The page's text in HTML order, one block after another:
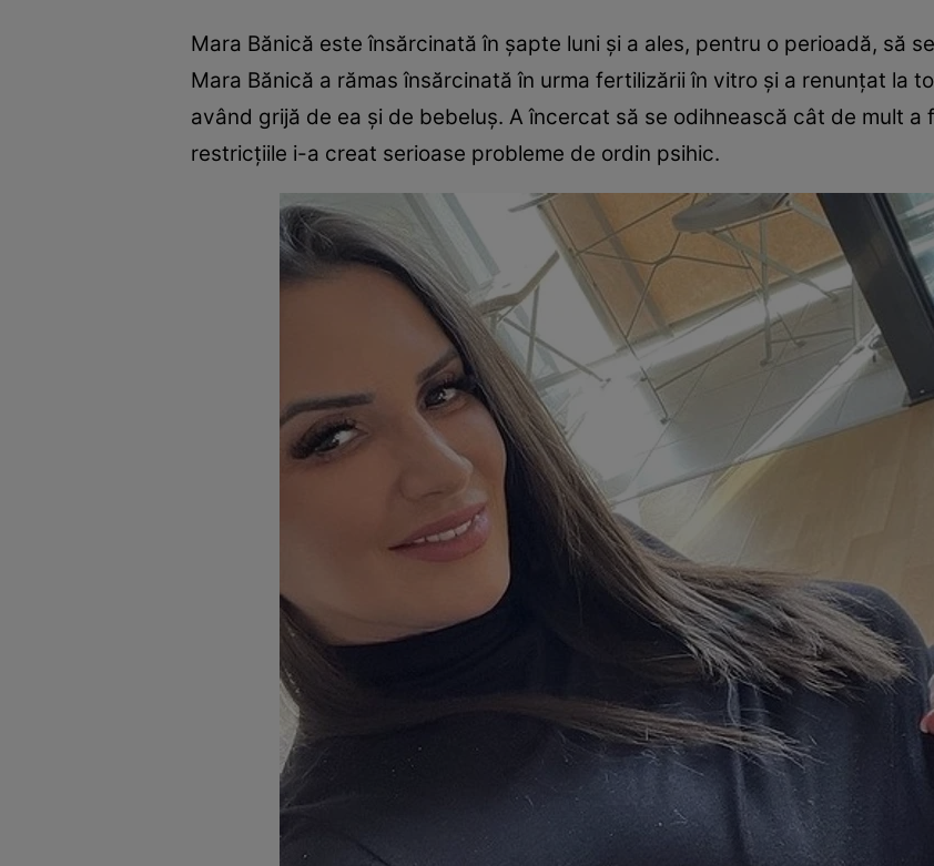
Mara Bănică este însărcinată în șapte luni și a ales, pentru o perioadă, să
Mara Bănică a rămas însărcinată în urma fertilizării în vitro și a renunţat la
având grijă de ea și de bebeluș. A încercat să se odihnească cât de mult a
restricțiile i-a creat serioase probleme de ordin psihic.